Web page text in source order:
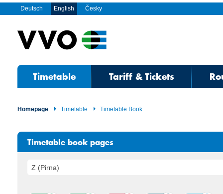
Deutsch English Česky
Timetable Tariff & Tickets
Homepage Timetable Timetable Book
Timetable book pages